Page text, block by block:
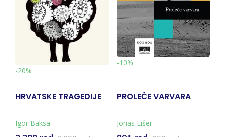
-20%
HRVATSKE TRAGEDIJE
Igor Baksa
-10%
PROLEĆE VARVARA
Jonas Lišer